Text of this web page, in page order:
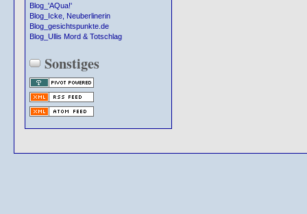
Blog_'AQua!'
Blog_Icke, Neuberlinerin
Blog_gesichtspunkte.de
Blog_Ullis Mord & Totschlag
Sonstiges